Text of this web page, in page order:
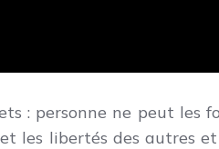
: personne ne peut les
les libertés des autres